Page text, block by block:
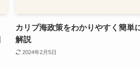
カリブ海政策をわかりやすく簡単
解説
2024年2月5日